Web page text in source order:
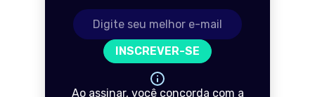
Endereço de e-mail
INSCREVER-SE
Ao assinar, você concorda com a